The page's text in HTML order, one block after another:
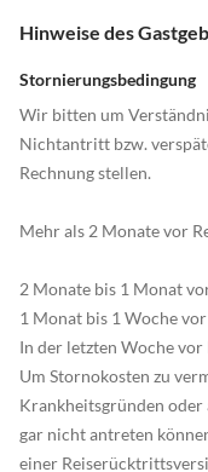
Hinweise des
Stornierungsbedingung
Wir bitten um
Nichtantritt bzw.
Rechnung stellen.
Mehr als 2 Monate vor
2 Monate bis 1 Monat
1 Monat bis 1 Woche
In der letzten Woche
Um Stornokosten zu
Krankheitsgründen
gar nicht antreten
einer